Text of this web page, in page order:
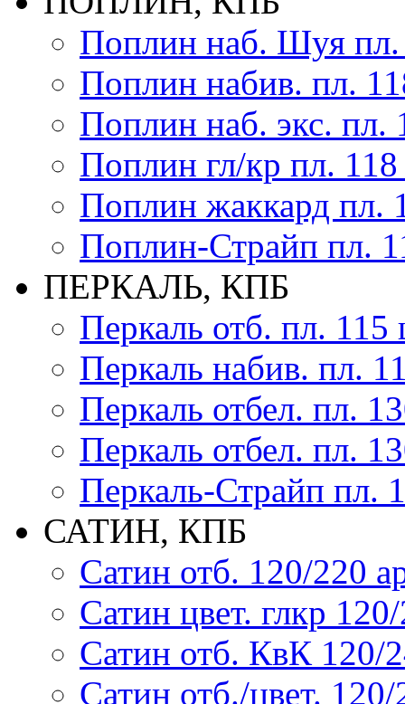
Поплин наб. Шуя
Поплин набив. пл.
Поплин наб. экс.
Поплин гл/кр пл.
Поплин жаккард пл.
Поплин-Страйп пл.
ПЕРКАЛЬ, КПБ
Перкаль отб. пл.
Перкаль набив. пл.
Перкаль отбел. пл.
Перкаль отбел. пл.
Перкаль-Страйп пл.
САТИН, КПБ
Сатин отб. 120/220
Сатин цвет. глкр
Сатин отб. КвК 120/
Сатин отб./цвет. 120/